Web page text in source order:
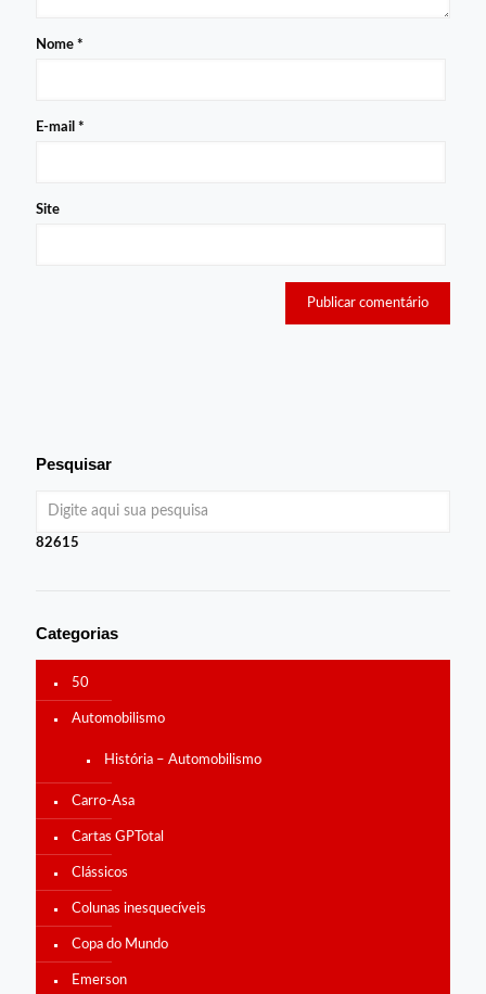
Nome *
E-mail *
Site
Pesquisar
82615
Categorias
50
Automobilismo
História – Automobilismo
Carro-Asa
Cartas GPTotal
Clássicos
Colunas inesquecíveis
Copa do Mundo
Emerson